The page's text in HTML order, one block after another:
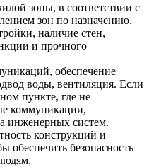
зоны, в соответствии с
зон по назначению.
наличие стен,
и прочного
обеспечение
воды, вентиляция. Если
пункте, где не
коммуникации,
инженерных систем.
конструкций и
обеспечить безопасность